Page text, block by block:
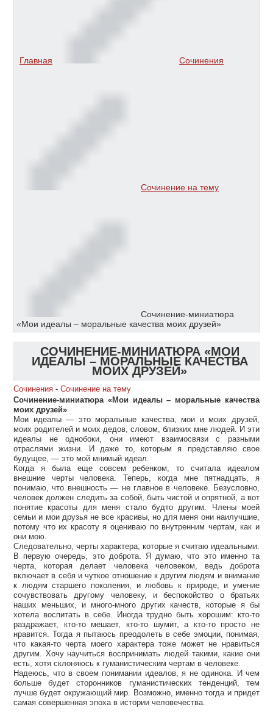
Главная Сочинения
Сочинение на тему
Сочинение-миниатюра
«Мои идеалы – моральные качества моих друзей»
СОЧИНЕНИЕ-МИНИАТЮРА «МОИ
ИДЕАЛЫ – МОРАЛЬНЫЕ КАЧЕСТВА
МОИХ ДРУЗЕЙ»
Сочинения - Сочинение на тему
Сочинение-миниатюра «Мои идеалы – моральные качества
моих друзей»
Мои идеалы — это моральные качества, мои и моих друзей,
моих родителей и моих дедов, словом, близких мне людей. И эти
идеалы не однобоки, они имеют взаимосвязи с разными
отраслями жизни. И даже то, которым я представляю свое
будущее, — это мой мнимый идеал.
Когда я была еще совсем ребенком, то считала идеалом
внешние черты человека. Теперь, когда мне пятнадцать, я
понимаю, что внешность — не главное в человеке. Безусловно,
человек должен следить за собой, быть чистой и опрятной, а вот
понятие красоты для меня стало будто другим. Члены моей
семьи и мои друзья не все красивы, но для меня они наилучшие,
потому что их красоту я оцениваю по внутренним чертам, как и
они мою.
Следовательно, черты характера, которые я считаю идеальными.
В первую очередь, это доброта. Я думаю, что это именно та
черта, которая делает человека человеком, ведь доброта
включает в себя и чуткое отношение к другим людям и внимание
к людям старшего поколения, и любовь к природе, и умение
сочувствовать другому человеку, и беспокойство о братьях
наших меньших, и много-много других качеств, которые я бы
хотела воспитать в себе. Иногда трудно быть хорошим: кто-то
раздражает, кто-то мешает, кто-то шумит, а кто-то просто не
нравится. Тогда я пытаюсь преодолеть в себе эмоции, понимая,
что какая-то черта моего характера тоже может не нравиться
другим. Хочу научиться воспринимать людей такими, какие они
есть, хотя склоняюсь к гуманистическим чертам в человеке.
Надеюсь, что в своем понимании идеалов, я не одинока. И чем
больше будет сторонников гуманистических тенденций, тем
лучше будет окружающий мир. Возможно, именно тогда и придет
самая совершенная эпоха в истории человечества.